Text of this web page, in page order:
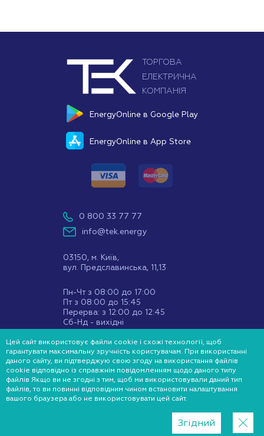
EnergyOnline в Google Play
EnergyOnline в App Store
0 800 33 77 77
info@tek.energy
03150, м. Київ,
вул. Предславинська, 11,13
Пн-Чт з 08:00 до 17:00
Пт з 08:00 до 15:45
Перерва: з 12:00 до 12:45
Сб-Нд - вихідні
Ми у соц мережах:
© 2020-2021 ТЕК
Цей сайт використовує файли cookie і схожі технології, щоб
гарантувати максимальну зручність користувачам. При використанні
даного сайту, ви підтверджую свою згоду на використання файлів
cookie відповідно із справжнім повідомленням щодо даного типу
файлів Якщо ви не згодні з тим, щоб ми використовували даний тип
файлів, то ви повинні відповідним чином встановити налаштування
вашого браузера або не використовувати цей сайт.
Згідний